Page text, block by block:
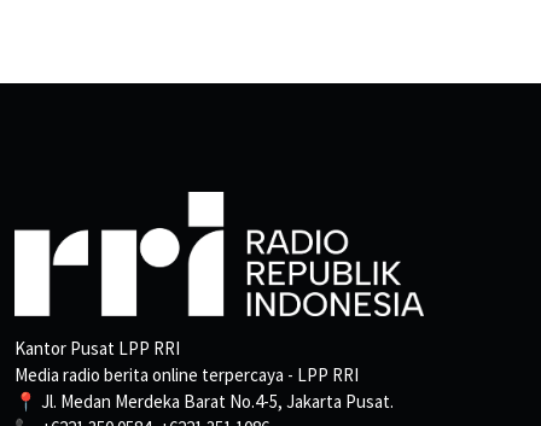
Kantor Pusat LPP RRI
Media radio berita online terpercaya - LPP RRI
📍 Jl. Medan Merdeka Barat No.4-5, Jakarta Pusat.